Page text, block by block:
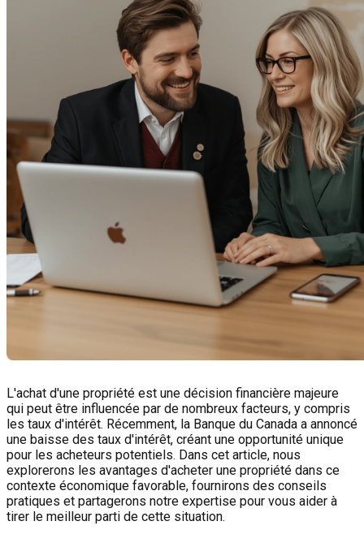
L'achat d'une propriété est une décision financière majeure
qui peut être influencée par de nombreux facteurs, y compris
les taux d'intérêt. Récemment, la Banque du Canada a annoncé
une baisse des taux d'intérêt, créant une opportunité unique
pour les acheteurs potentiels. Dans cet article, nous
explorerons les avantages d'acheter une propriété dans ce
contexte économique favorable, fournirons des conseils
pratiques et partagerons notre expertise pour vous aider à
tirer le meilleur parti de cette situation.